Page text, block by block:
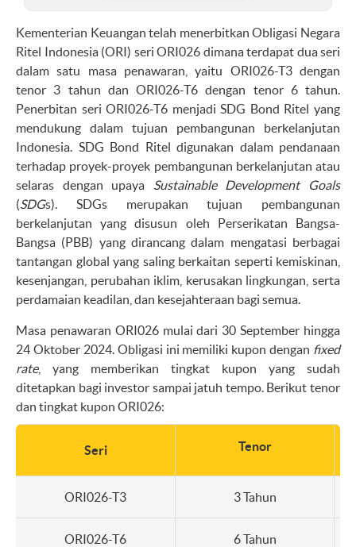
Kementerian Keuangan telah menerbitkan Obligasi Negara
Ritel Indonesia (ORI) seri ORI026 dimana terdapat dua seri
dalam satu masa penawaran, yaitu ORI026-T3 dengan
tenor 3 tahun dan ORI026-T6 dengan tenor 6 tahun.
Penerbitan seri ORI026-T6 menjadi SDG Bond Ritel yang
mendukung dalam tujuan pembangunan berkelanjutan
Indonesia. SDG Bond Ritel digunakan dalam pendanaan
terhadap proyek-proyek pembangunan berkelanjutan atau
selaras dengan upaya Sustainable Development Goals
(SDGs). SDGs merupakan tujuan pembangunan
berkelanjutan yang disusun oleh Perserikatan Bangsa-
Bangsa (PBB) yang dirancang dalam mengatasi berbagai
tantangan global yang saling berkaitan seperti kemiskinan,
kesenjangan, perubahan iklim, kerusakan lingkungan, serta
perdamaian keadilan, dan kesejahteraan bagi semua.
Masa penawaran ORI026 mulai dari 30 September hingga
24 Oktober 2024. Obligasi ini memiliki kupon dengan fixed
rate, yang memberikan tingkat kupon yang sudah
ditetapkan bagi investor sampai jatuh tempo. Berikut tenor
dan tingkat kupon ORI026:
Seri Tenor
ORI026-T3 3 Tahun
ORI026-T6 6 Tahun